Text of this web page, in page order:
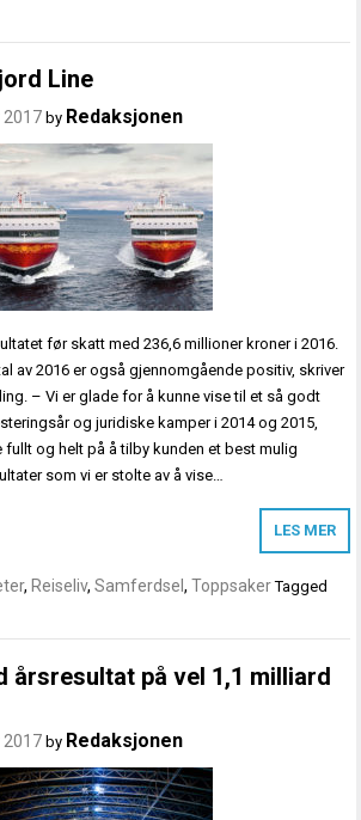
Line
2017 by Redaksjonen
før skatt med 236,6 millioner kroner i 2016.
av 2016 er også gjennomgående positiv, skriver
– Vi er glade for å kunne vise til et så godt
og juridiske kamper i 2014 og 2015,
fullt og helt på å tilby kunden et best mulig
som vi er stolte av å vise…
LES MER
, Reiseliv,Samferdsel,Toppsaker Tagged
årsresultat på vel 1,1 milliard
2017 by Redaksjonen